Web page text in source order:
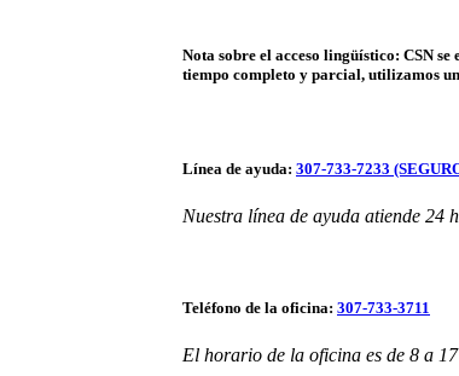
Nota sobre el acceso lingüístico: CSN
tiempo completo y parcial, utilizamos
Línea de ayuda: 307-733-7233
Nuestra línea de ayuda atiende 24
Teléfono de la oficina: 307-733-3711
El horario de la oficina es de 8 a